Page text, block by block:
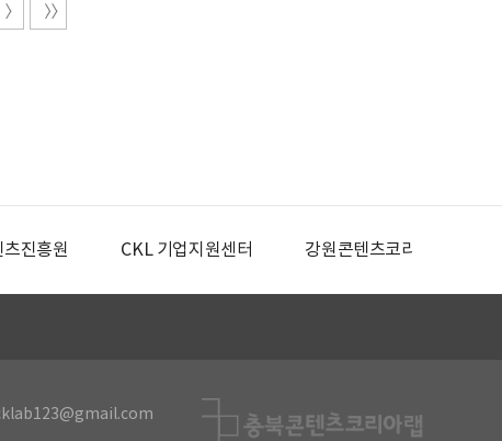
진흥원 CKL 기업지원센터 강원콘텐츠코리아랩